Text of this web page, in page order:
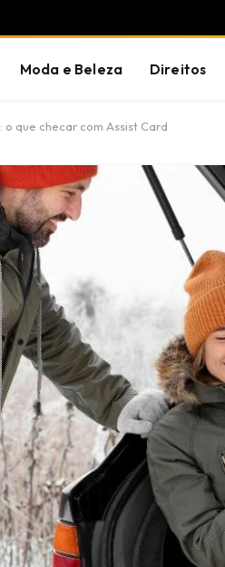
Moda e Beleza Direitos
que checar com Assist Card